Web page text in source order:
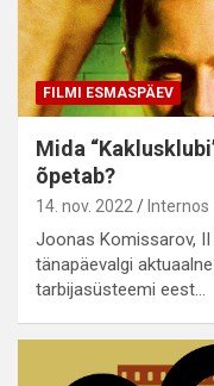
FILMI ESMASPÄEV
Mida
õpetab?
14. nov. 2022 Internos
Joonas Komissarov, II
tänapäevalgi
tarbijasüsteemi eest…